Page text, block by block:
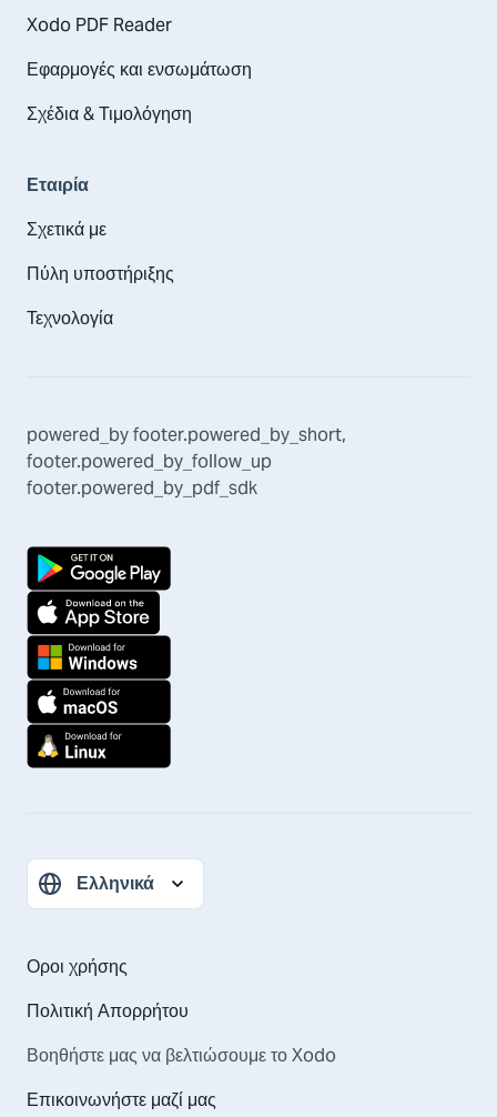
Xodo PDF Reader
Εφαρμογές και ενσωμάτωση
Σχέδια & Τιμολόγηση
Εταιρία
Σχετικά με
Πύλη υποστήριξης
Τεχνολογία
powered_byfooter.powered_by_short,
footer.powered_by_follow_up
footer.powered_by_pdf_sdk
Οροι χρήσης
Πολιτική Απορρήτου
Βοηθήστε μας να βελτιώσουμε το Xodo
Επικοινωνήστε μαζί μας